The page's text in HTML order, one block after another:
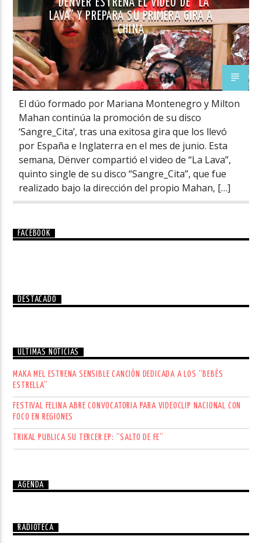
DËNVER ESTRENA EL VIDEO DE “LA
LAVA” Y PREPARA SU PRIMERA GIRA A
CHINA
El dúo formado por Mariana Montenegro y Milton
Mahan continúa la promoción de su disco
‘Sangre_Cita’, tras una exitosa gira que los llevó
por España e Inglaterra en el mes de junio. Esta
semana, Dënver compartió el video de “La Lava”,
quinto single de su disco “Sangre_Cita”, que fue
realizado bajo la dirección del propio Mahan, […]
FACEBOOK
DESTACADO
ÚLTIMAS NOTICIAS
MAKA MEL ESTRENA SENSIBLE CANCIÓN DEDICADA A LOS “BEBÉS
ESTRELLA”
FESTIVAL FELINA ABRE CONVOCATORIA PARA VIDEOCLIP NACIONAL CON
FOCO EN REGIONES
TRIKAL PUBLICA SU TERCER EP: “SALTO DE FE”
AGENDA
RADIOTECA